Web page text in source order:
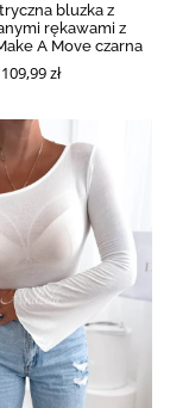
bluzka z
rękawami z
A Move czarna
109,99 zł